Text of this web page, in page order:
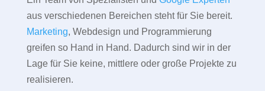
aus verschiedenen Bereichen steht für Sie bereit.
Marketing, Webdesign und Programmierung
greifen so Hand in Hand. Dadurch sind wir in der
Lage für Sie keine, mittlere oder große Projekte zu
realisieren.